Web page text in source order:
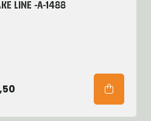
LINE -A-1488